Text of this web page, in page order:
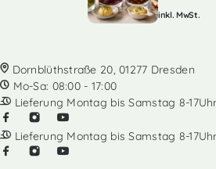
inkl. MwSt.
Dornblüthstraße 20, 01277 Dresden
Mo-Sa: 08:00 - 17:00
Lieferung Montag bis Samstag 8-
Lieferung Montag bis Samstag 8-